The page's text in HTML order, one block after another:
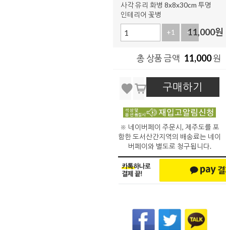
사각 유리 화병 8x8x30cm 투명
인테리어 꽃병
+1 -1
11,000원
총 상품 금액 11,000원
구매하기
※ 네이버페이 주문시, 제주도를 포
함한 도서산간지역의 배송료는 네이
버페이와 별도로 청구됩니다.